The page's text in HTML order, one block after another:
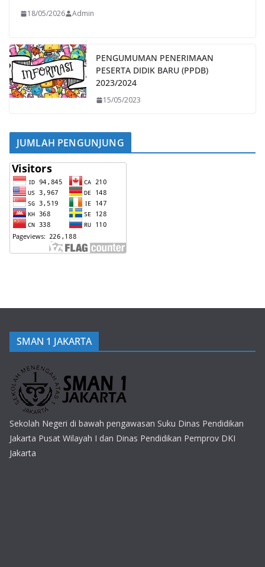
18/05/2026 Admin
PENGUMUMAN PENERIMAAN
PESERTA DIDIK BARU (PPDB)
2023/2024
15/05/2023
JUMLAH PENGUNJUNG
SMAN 1 JAKARTA
Sekolah Negeri di bawah pengawasan Suku Dinas Pendidikan
Jakarta Pusat Wilayah I dan Dinas Pendidikan Pemprov DKI
Jakarta